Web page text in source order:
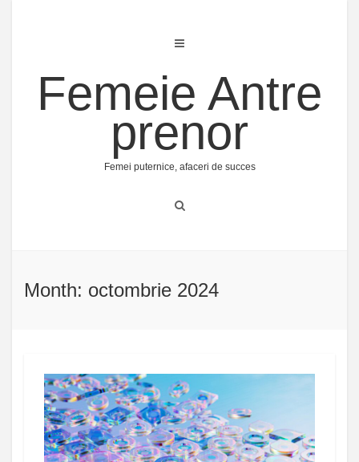
Femeie Antre
prenor
Femei puternice, afaceri de succes
Month: octombrie 2024